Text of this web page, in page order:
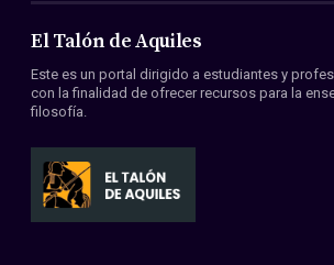
Acerca de nosotros
Miembros
Convenios
El Talón de Aquiles
Este es un portal dirigido a estudiantes y
con la finalidad de ofrecer recursos para la
filosofía.